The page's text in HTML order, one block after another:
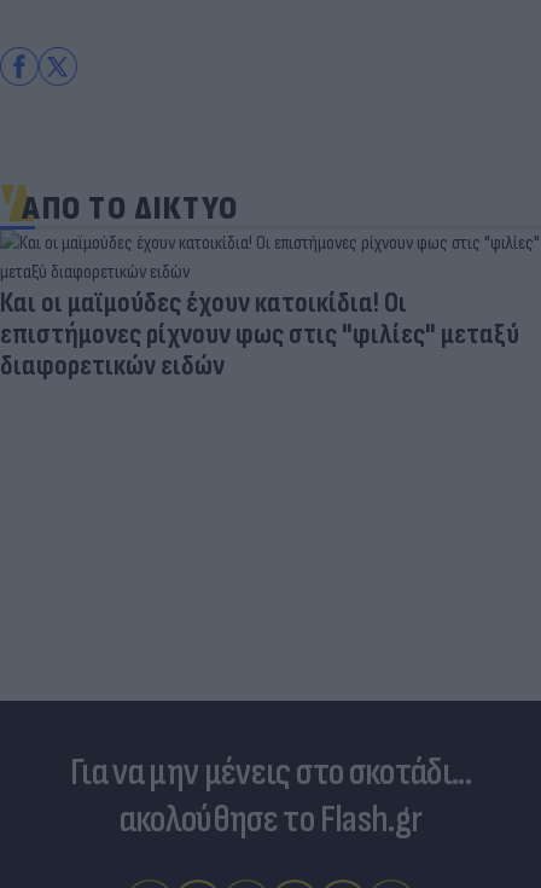
ΑΠΟ ΤΟ ΔΙΚΤΥΟ
Και οι μαϊμούδες έχουν κατοικίδια! Οι
επιστήμονες ρίχνουν φως στις "φιλίες" μεταξύ
διαφορετικών ειδών
Για να μην μένεις στο σκοτάδι...
ακολούθησε το Flash.gr